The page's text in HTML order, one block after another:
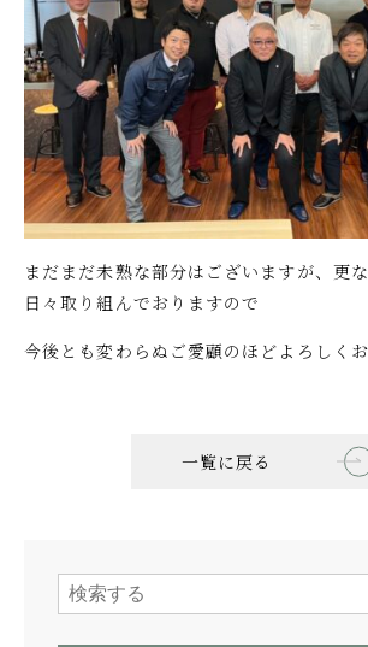
まだまだ未熟な部分はございますが、更
日々取り組んでおりますので
今後とも変わらぬご愛顧のほどよろしくお
一覧に戻る